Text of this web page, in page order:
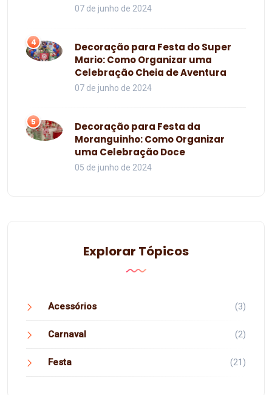
07 de junho de 2024
4
Decoração para Festa do Super
Mario: Como Organizar uma
Celebração Cheia de Aventura
07 de junho de 2024
5
Decoração para Festa da
Moranguinho: Como Organizar
uma Celebração Doce
05 de junho de 2024
Explorar Tópicos
Acessórios (3)
Carnaval (2)
Festa (21)